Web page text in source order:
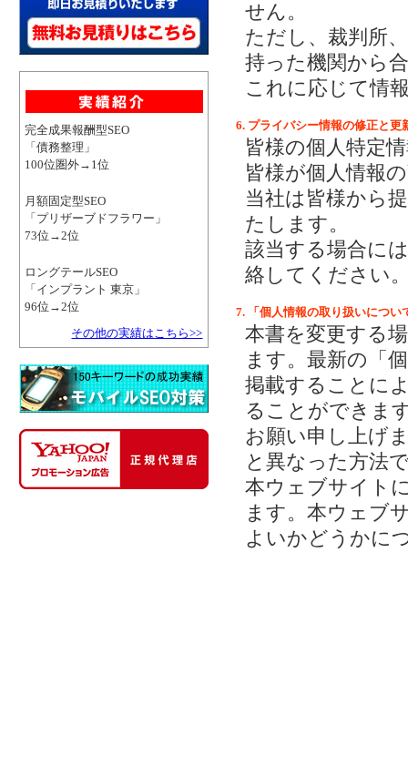
完全成果報酬型SEO
「債務整理」
100位圏外→1位
月額固定型SEO
「プリザーブドフラワー」
73位→2位
ロングテールSEO
「インプラント 東京」
96位→2位
その他の実績はこちら>>
せん。
ただし、裁判所
持った機関から
これに応じて情
6. プライバシー情報の修正と更
皆様の個人特定
皆様が個人情報
当社は皆様から
たします。
該当する場合に
絡してください
7. 「個人情報の取り扱いについ
本書を変更する
ます。最新の「
掲載することに
ることができま
お願い申し上げ
と異なった方法
本ウェブサイト
ます。本ウェブ
よいかどうかに